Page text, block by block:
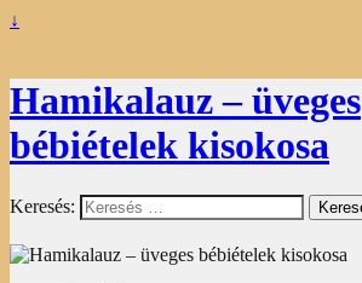
↓
Hamikalauz – üveges
bébiételek kisokosa
Keresés: